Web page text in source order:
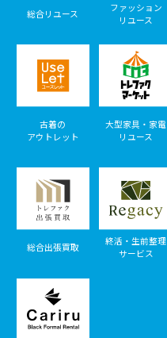
総合リユース
ファッション
リユース
古着の
アウトレット
大型家具・家電
リユース
総合出張買取
終活・生前整理
サービス